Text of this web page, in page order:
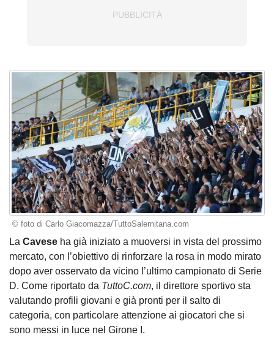
© foto di Carlo Giacomazza/TuttoSalernitana.com
La Cavese ha già iniziato a muoversi in vista del prossimo
mercato, con l’obiettivo di rinforzare la rosa in modo mirato
dopo aver osservato da vicino l’ultimo campionato di Serie
D. Come riportato da TuttoC.com, il direttore sportivo sta
valutando profili giovani e già pronti per il salto di
categoria, con particolare attenzione ai giocatori che si
sono messi in luce nel Girone I.